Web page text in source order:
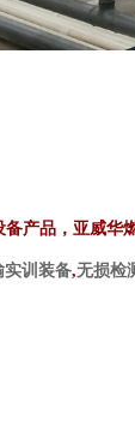
产品，亚威华
实训装备,无损检